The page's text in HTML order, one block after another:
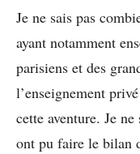
Je ne sais pas
ayant notamment
parisiens et des
l’enseignement
cette aventure. Je
ont pu faire le bilan